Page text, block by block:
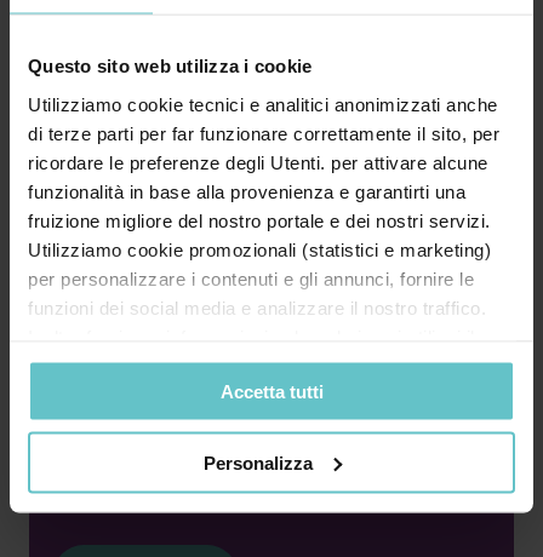
Questo sito web utilizza i cookie
Utilizziamo cookie tecnici e analitici anonimizzati anche
di terze parti per far funzionare correttamente il sito, per
ricordare le preferenze degli Utenti. per attivare alcune
funzionalità in base alla provenienza e garantirti una
fruizione migliore del nostro portale e dei nostri servizi.
Utilizziamo cookie promozionali (statistici e marketing)
per personalizzare i contenuti e gli annunci, fornire le
funzioni dei social media e analizzare il nostro traffico.
nostro sito ai nostri partner che si occupano di analisi dei
dati web, pubblicità e social media, i quali potrebbero
combinarle con altre informazioni che hai fornito loro o
che hanno raccolto in base al tuo utilizzo dei loro servizi.
cookie potranno essere implementati ad esclusione di
Accetta tutti
Personalizza
Luglio 2026 News
Quanto ne sai
sull’iperammortamento? Scoprilo
ora con il nostro quiz estivo
cominciamo! 1. L’iperammortamento consiste in
un credito d’im...